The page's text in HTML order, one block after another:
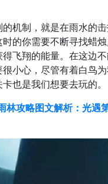
机制，就是在雨水的
的你需要不断寻找蜡
飞翔的能量。在这边
小心，尽管有着白鸟
也是我们想要去玩的。
林攻略图文解析：光遇